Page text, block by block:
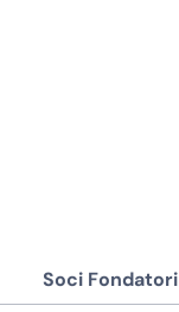
Soci Fondatori